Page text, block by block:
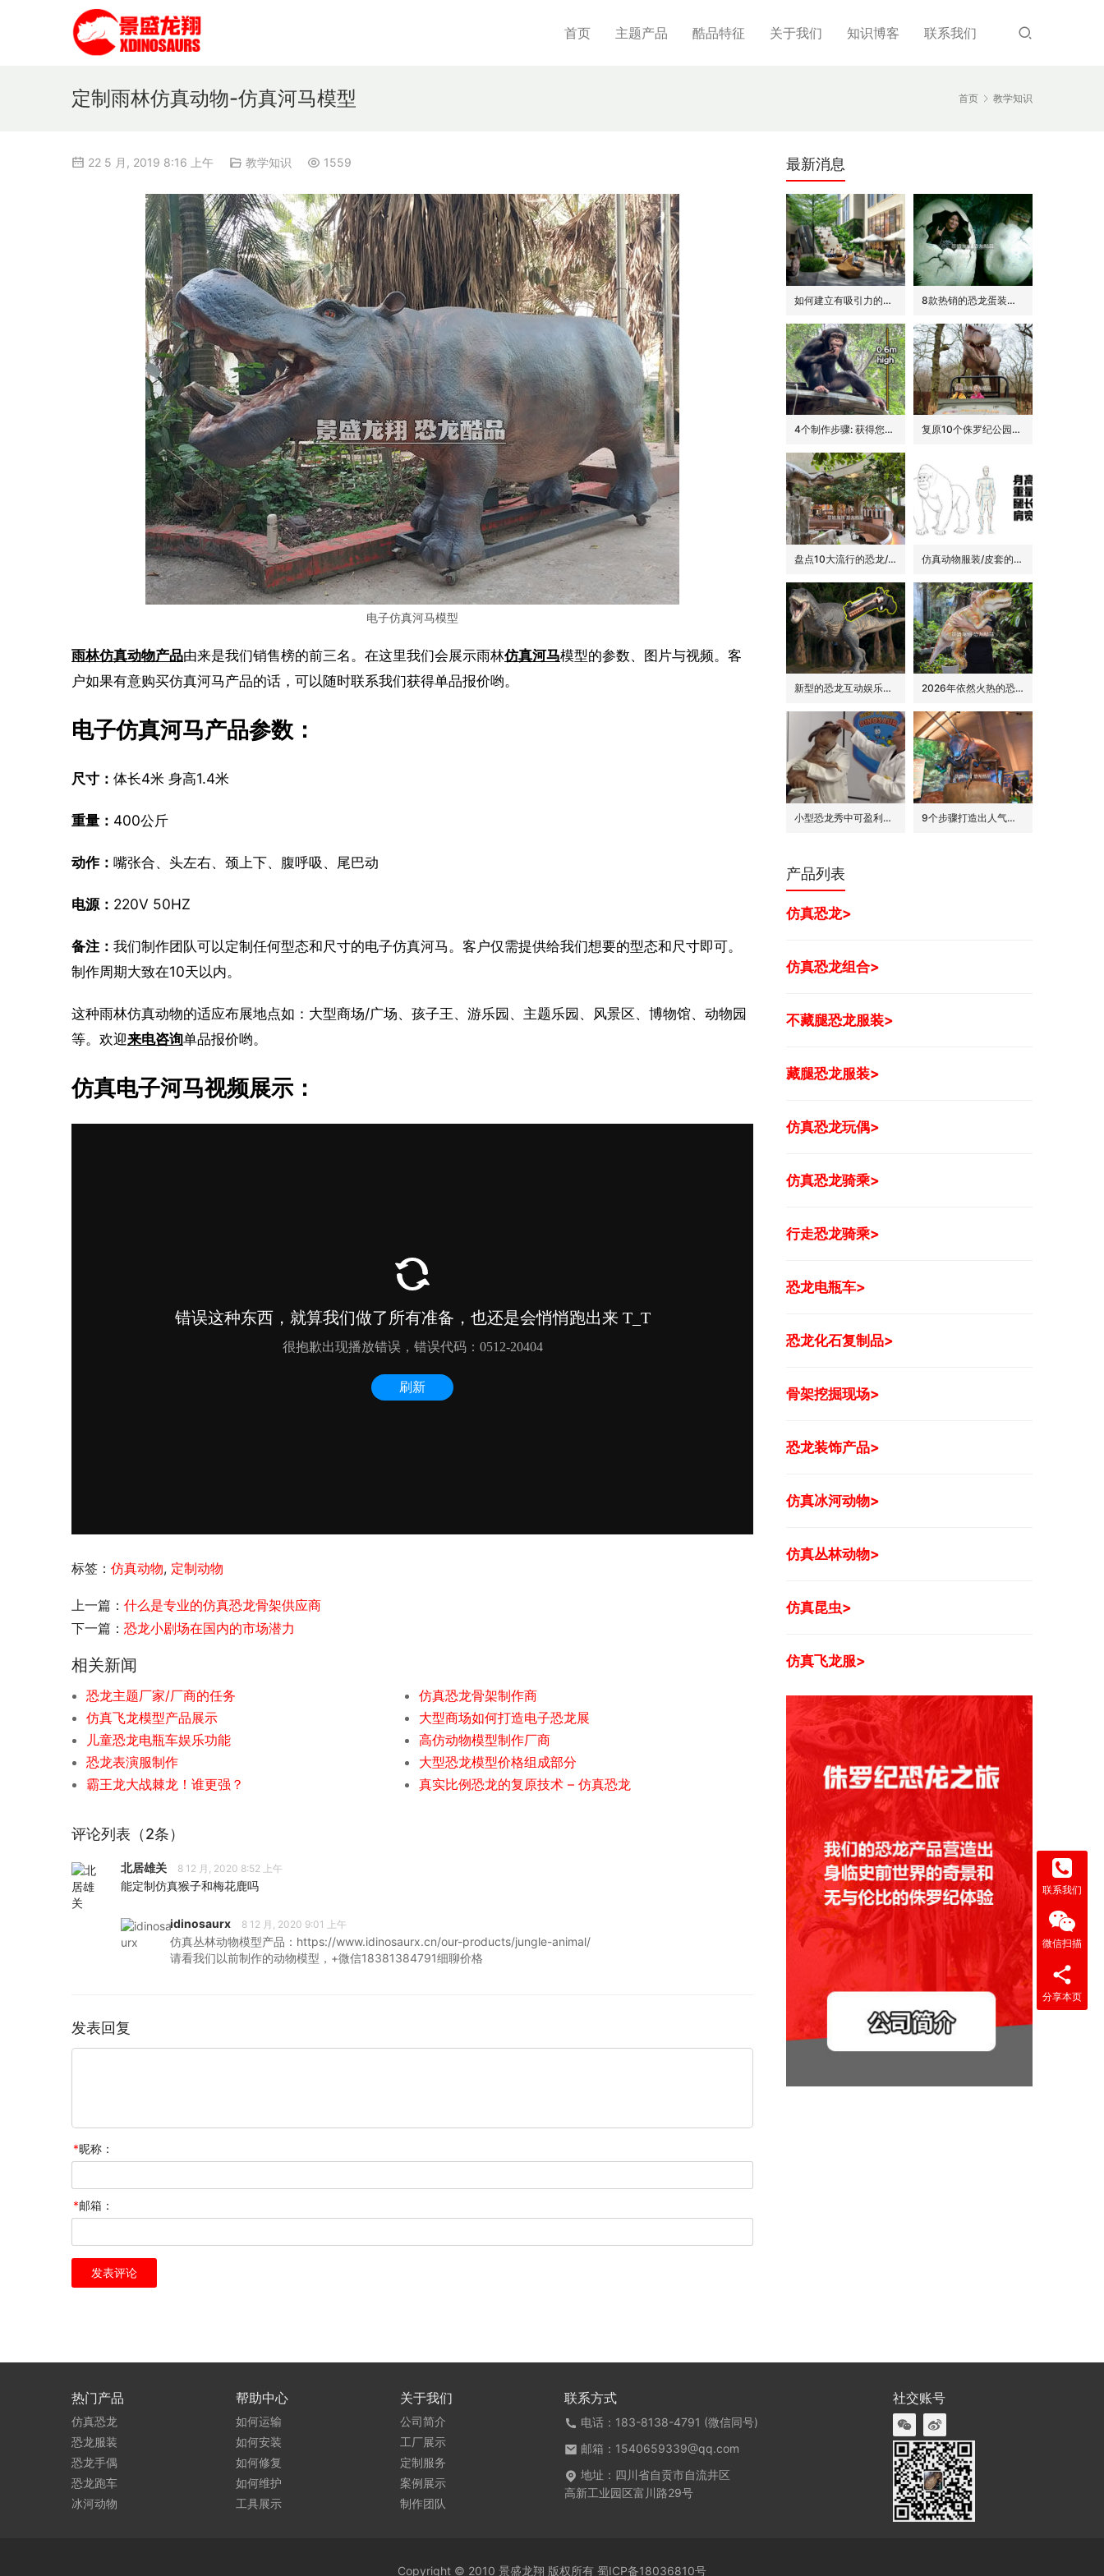
首页 主题产品 酷品特征 关于我们 知识博客 联系我们
首页 教学知识
定制雨林仿真动物-仿真河马模型
22 5 月, 2019 8:16 上午 教学知识 1559
电子仿真河马模型
雨林仿真动物产品由来是我们销售榜的前三名。在这里我们会展示雨林仿真河马模型的参数、图片与视频。客
户如果有意购买仿真河马产品的话，可以随时联系我们获得单品报价哟。
电子仿真河马产品参数：
尺寸： 体长4米 身高1.4米
重量： 400公斤
动作： 嘴张合、头左右、颈上下、腹呼吸、尾巴动
电源： 220V 50HZ
备注： 我们制作团队可以定制任何型态和尺寸的电子仿真河马。客户仅需提供给我们想要的型态和尺寸即可。
制作周期大致在10天以内。
这种雨林仿真动物的适应布展地点如：大型商场/广场、孩子王、游乐园、主题乐园、风景区、博物馆、动物园
等。欢迎来电咨询单品报价哟。
仿真电子河马视频展示：
标签： 仿真动物, 定制动物
上一篇： 什么是专业的仿真恐龙骨架供应商
下一篇： 恐龙小剧场在国内的市场潜力
相关新闻
恐龙主题厂家/厂商的任务
仿真恐龙骨架制作商
仿真飞龙模型产品展示
大型商场如何打造电子恐龙展
儿童恐龙电瓶车娱乐功能
高仿动物模型制作厂商
恐龙表演服制作
大型恐龙模型价格组成部分
霸王龙大战棘龙！谁更强？
真实比例恐龙的复原技术 – 仿真恐龙
评论列表（2条）
北居雄关 8 12 月, 2020 8:52 上午
能定制仿真猴子和梅花鹿吗
idinosaurx 8 12 月, 2020 9:01 上午
仿真丛林动物模型产品：https://www.idinosaurx.cn/our-products/jungle-animal/
请看我们以前制作的动物模型，+微信18381384791细聊价格
发表回复
*昵称：
*邮箱：
最新消息
如何建立有吸引力的商场外围(恐龙或流行主题) 8款热销的恐龙蛋装饰(模型/雕塑)供参考
4个制作步骤: 获得您的动物手偶 复原10个侏罗纪公园里的经典恐龙品种
盘点10大流行的恐龙/侏罗纪主题花园餐吧的景观装饰 仿真动物服装/皮套的6大卖点
新型的恐龙互动娱乐设备/设施: 激光枪射击启动恐龙 2026年依然火热的恐龙手偶道具
小型恐龙秀中可盈利的7种模式 9个步骤打造出人气旺的巨型昆虫世界展
产品列表
仿真恐龙>
仿真恐龙组合>
不藏腿恐龙服装>
藏腿恐龙服装>
仿真恐龙玩偶>
仿真恐龙骑乘>
行走恐龙骑乘>
恐龙电瓶车>
恐龙化石复制品>
骨架挖掘现场>
恐龙装饰产品>
仿真冰河动物>
仿真丛林动物>
仿真昆虫>
仿真飞龙服>
热门产品
仿真恐龙
恐龙服装
恐龙手偶
恐龙跑车
冰河动物
帮助中心
如何运输
如何安装
如何修复
如何维护
工具展示
关于我们
公司简介
工厂展示
定制服务
案例展示
制作团队
联系方式
电话：183-8138-4791 (微信同号)
邮箱：1540659339@qq.com
地址：四川省自贡市自流井区
高新工业园区富川路29号
社交账号
Copyright © 2010 景盛龙翔 版权所有 蜀ICP备18036810号
联系我们
微信扫描
分享本页